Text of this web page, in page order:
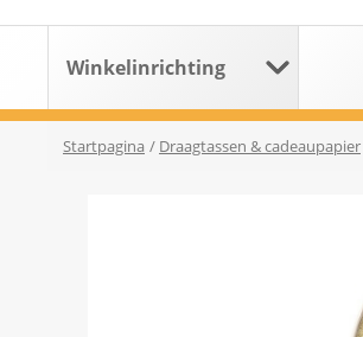
Winkelinrichting
Startpagina / Draagtassen & cadeaupapier